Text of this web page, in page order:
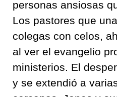
personas ansiosas
Los pastores que
colegas con celos,
al ver el evangelio
ministerios. El
y se extendió a